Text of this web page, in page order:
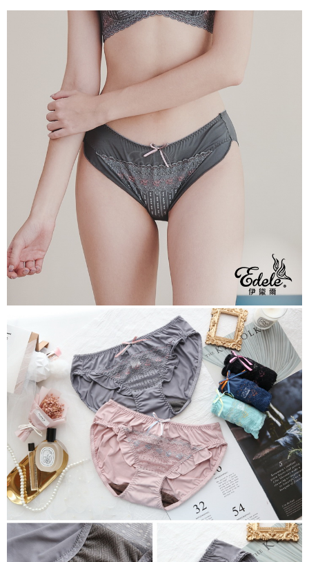
每筆NT$70，滿NT$799(含以上)免運費
每筆NT$70，滿NT$799(含以上)免運費
付款後萊爾富取貨
每筆NT$70，滿NT$799(含以上)免運費
7-11取貨付款
每筆NT$70，滿NT$798(含以上)免運費
付款後7-11取貨
每筆NT$70，滿NT$799(含以上)免運費
宅配
每筆NT$70，滿NT$799(含以上)免運費
離島宅配
每筆NT$100
貨到付款
每筆NT$110，滿NT$1,000(含以上)免運費
國際配送 查看運費